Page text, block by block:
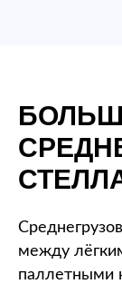
между
паллетными